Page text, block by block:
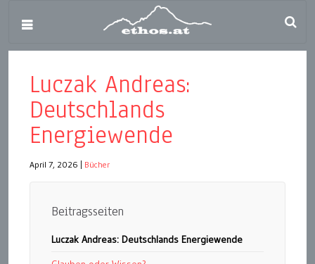
Luczak Andreas:
Deutschlands
Energiewende
April 7, 2026 Bücher
Beitragsseiten
Luczak Andreas: Deutschlands Energiewende